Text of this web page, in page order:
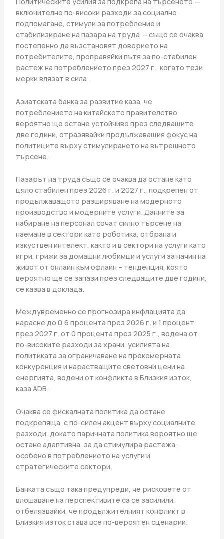
включително по-високи разходи за социално
подпомагане, стимули за потребление и
стабилизиране на пазара на труда — също се очаква
постепенно да възстановят доверието на
потребителите, проправяйки пътя за по-стабилен
растеж на потреблението през 2027 г., когато тези
мерки влязат в сила.
Азиатската банка за развитие каза, че
потреблението на китайското правителство
вероятно ще остане устойчиво през следващите
две години, отразявайки продължаващия фокус на
политиците върху стимулирането на вътрешното
търсене.
Пазарът на труда също се очаква да остане като
цяло стабилен през 2026 г. и 2027 г., подкрепен от
продължаващото разширяване на модерното
производство и модерните услуги. Данните за
набиране на персонал сочат силно търсене на
наемане в сектори като роботика, отбрана и
изкуствен интелект, както и в сектори на услуги като
игри, грижи за домашни любимци и услуги за начин на
живот от онлайн към офлайн – тенденция, която
вероятно ще се запази през следващите две години,
се казва в доклада.
Междувременно се прогнозира инфлацията да
нарасне до 0,6 процента през 2026 г. и 1 процент
през 2027 г. от 0 процента през 2025 г., водена от
по-високите разходи за храни, усилията на
политиката за ограничаване на прекомерната
конкуренция и нарастващите световни цени на
енергията, водени от конфликта в Близкия изток,
каза ADB.
Очаква се фискалната политика да остане
подкрепяща, с по-силен акцент върху социалните
разходи, докато паричната политика вероятно ще
остане адаптивна, за да стимулира растежа,
особено в потреблението на услуги и
стратегическите сектори.
Банката също така предупреди, че рисковете от
влошаване на перспективите са се засилили,
отбелязвайки, че продължителният конфликт в
Близкия изток става все по-вероятен сценарий.